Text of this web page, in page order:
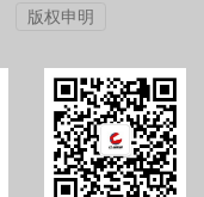
版权申明